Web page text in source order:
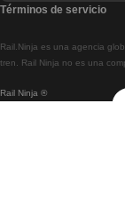
Rail Ninja ®
Rail.Ninja es una agencia
tren. Rail Ninja no es una
Términos de servicio